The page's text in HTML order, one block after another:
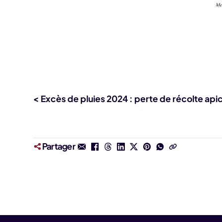
< Excès de pluies 2024 : perte de récolte
Partager